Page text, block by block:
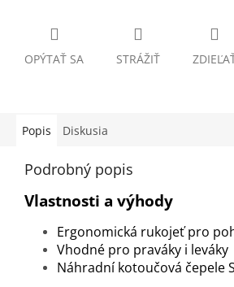
OPÝTAŤ SA STRÁŽIŤ
Popis Diskusia
Podrobný popis
Vlastnosti a výhody
Ergonomická rukojeť pro
Vhodné pro praváky i leváky
Náhradní kotoučová čepele